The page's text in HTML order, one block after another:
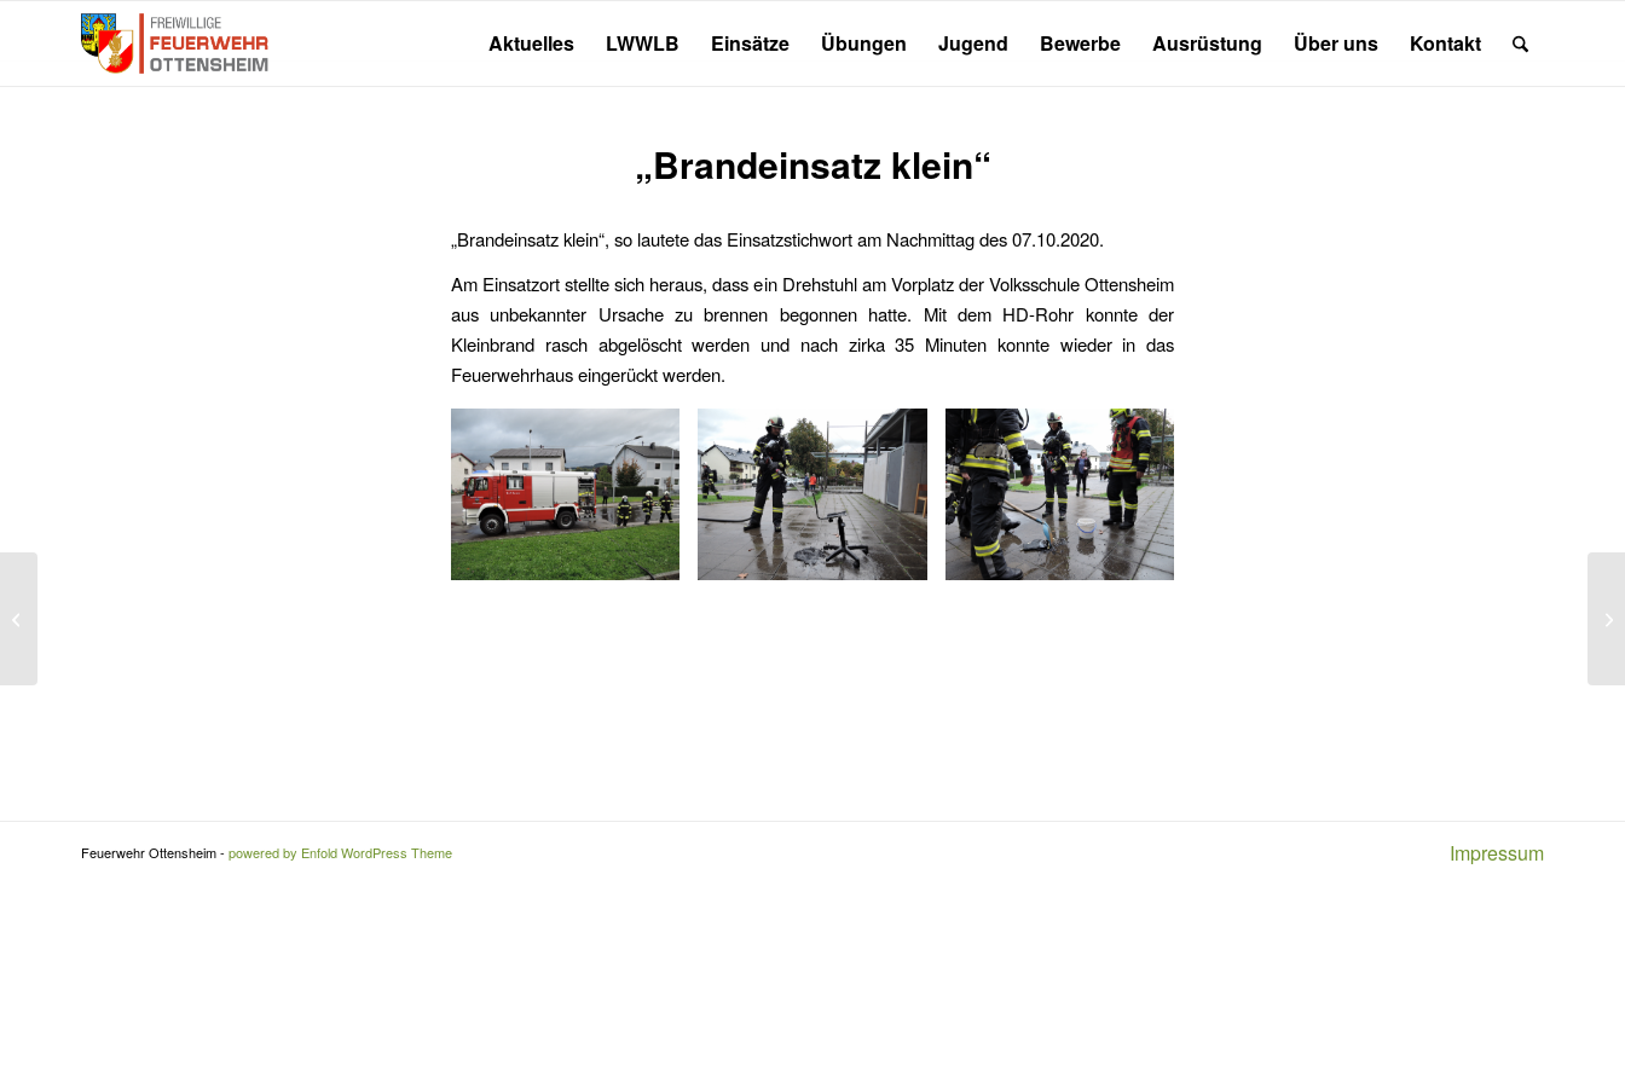
Aktuelles LWWLB Einsätze Übungen Jugend Bewerbe Ausrüstung Über uns Kontakt
„Brandeinsatz klein“
„Brandeinsatz klein“, so lautete das Einsatzstichwort am Nachmittag des 07.10.2020.
Am Einsatzort stellte sich heraus, dass ein Drehstuhl am Vorplatz der Volksschule Ottensheim
aus unbekannter Ursache zu brennen begonnen hatte. Mit dem HD-Rohr konnte der
Kleinbrand rasch abgelöscht werden und nach zirka 35 Minuten konnte wieder in das
Feuerwehrhaus eingerückt werden.
Feuerwehr Ottensheim - powered by Enfold WordPress Theme Impressum